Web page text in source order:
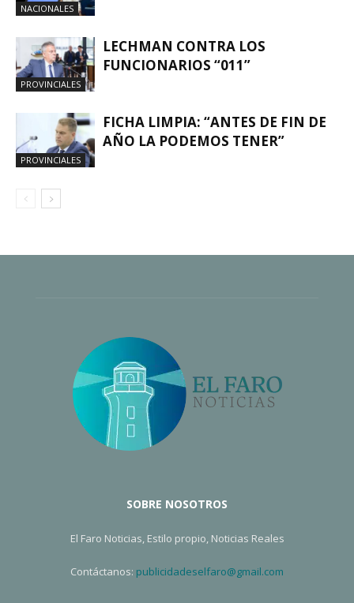
NACIONALES
PROVINCIALES
LECHMAN CONTRA LOS
FUNCIONARIOS “011”
PROVINCIALES
FICHA LIMPIA: “ANTES DE FIN DE
AÑO LA PODEMOS TENER”
SOBRE NOSOTROS
El Faro Noticias, Estilo propio, Noticias Reales
Contáctanos: publicidadeselfaro@gmail.com